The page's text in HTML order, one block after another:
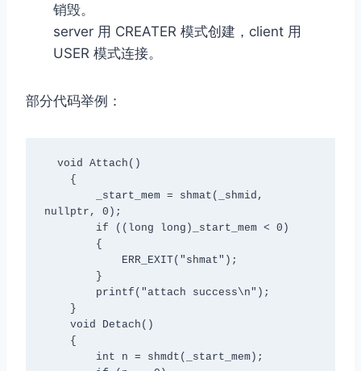
销毁。
server 用 CREATER 模式创建，client 用
USER 模式连接。
部分代码举例：
nullptr, 0);